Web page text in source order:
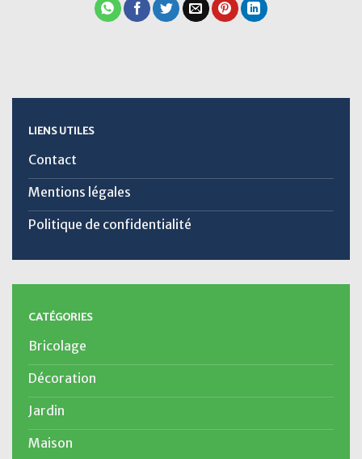
LIENS UTILES
Contact
Mentions légales
Politique de confidentialité
CATÉGORIES
Bricolage
Décoration
Jardin
Maison